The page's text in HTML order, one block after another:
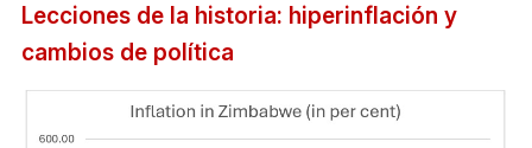
Lecciones de la historia: hiperinflación y
cambios de política